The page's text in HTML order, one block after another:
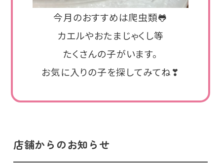
今月のおすすめは爬虫類🐸
カエルやおたまじゃくし等
たくさんの子がいます。
お気に入りの子を探してみてね❣
店舗からのお知らせ